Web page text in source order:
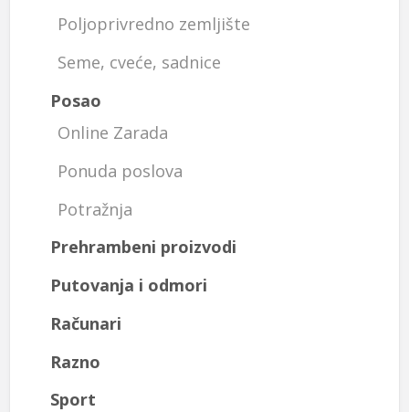
Poljoprivredno zemljište
Seme, cveće, sadnice
Posao
Online Zarada
Ponuda poslova
Potražnja
Prehrambeni proizvodi
Putovanja i odmori
Računari
Razno
Sport